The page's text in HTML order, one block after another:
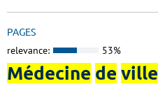
PAGES
relevance: 53%
Médecine de ville